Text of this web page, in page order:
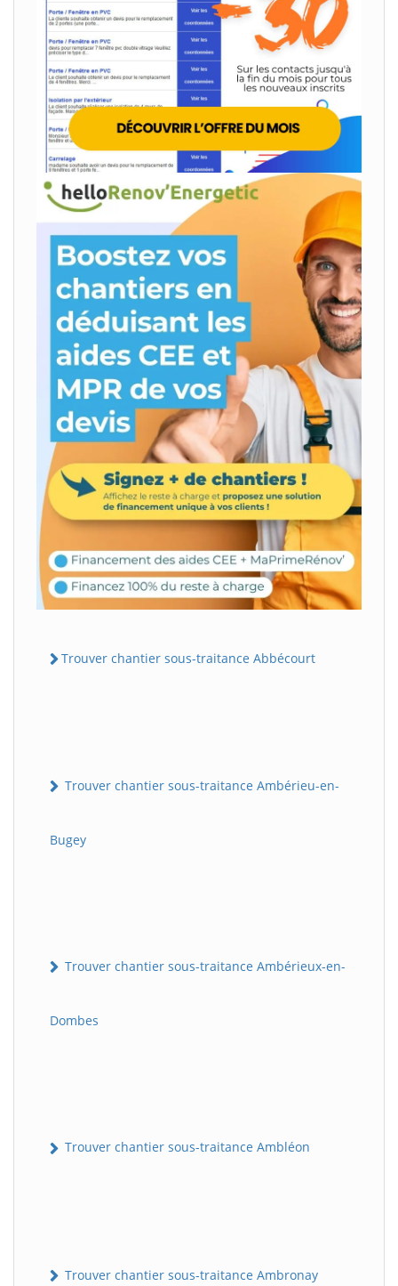
Trouver chantier sous-traitance Abbécourt
Trouver chantier sous-traitance Ambérieu-en-
Bugey
Trouver chantier sous-traitance Ambérieux-en-
Dombes
Trouver chantier sous-traitance Ambléon
Trouver chantier sous-traitance Ambronay